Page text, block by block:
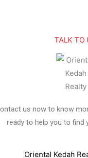
TALK TO
us now to know
ready to help you to find
Oriental Kedah